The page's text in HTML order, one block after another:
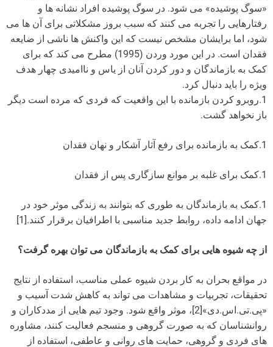
«سوگ پوشیده» می شود. در سوگ پوشیده افراد نشانه ها و
رفتارهایی را تجربه می کنند که سبب بروز مشکلاتی برای آن ها می
شود، اما برایشان مشخص نیست که این واکنش ها ناشی از ضایعه
فقدان است. در این مورد وردن (1995) مطرح می کند که برای
کمک به بازماندگان و دور کردن آنان از یاس و ناامیدی چهار هدف
ویژه را باید دنبال کرد.
1.روبرو کردن بازمانده با این واقعیت که فردی که مرده است دیگر
باز نخواهد گشت.
1.کمک به بازمانده برای رفع آثار آشکار و نهان فقدان
1.کمک برای غلبه بر موانع سازگاری پس از فقدان
1.کمک به بازماندگان به طوری که بتوانند به زندگی موثر خود در
جهان ادامه داده، روابط جدید مناسبی با اطرافیان برقرار کنند.[1]
از چه شیوه هایی برای کمک به بازماندگان می توان بهره گرفت؟
در مواقع بحران به کار بردن شیوه عملی مناسب، استفاده از نتایج
تحقیقات، تجربیات و مشاهدات می تواند به کاهش شدت آسیب و
«پی.تی.اس.دی»[2]، موثر واقع شود. وجود تیم هایی از مددکاران و
روانشناسان که به صورت گروهی و منسجم فعالیت کنند، مشاوره
های فردی و گروهی، حمایت های روانی و عاطفی، استفاده از